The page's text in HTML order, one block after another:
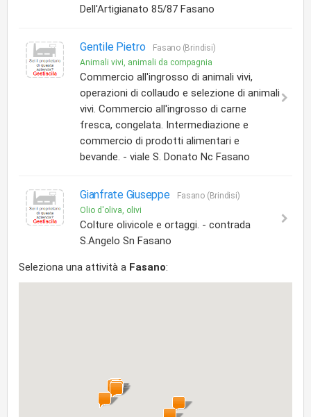
Dell'Artigianato 85/87 Fasano
Gentile Pietro
Fasano (Brindisi)
Animali vivi, animali da compagnia
Commercio all'ingrosso di animali vivi,
operazioni di collaudo e selezione di animali
vivi. Commercio all'ingrosso di carne
fresca, congelata. Intermediazione e
commercio di prodotti alimentari e
bevande. - viale S. Donato Nc Fasano
Gianfrate Giuseppe
Fasano (Brindisi)
Olio d'oliva, olivi
Colture olivicole e ortaggi. - contrada
S.Angelo Sn Fasano
Seleziona una attività a Fasano: